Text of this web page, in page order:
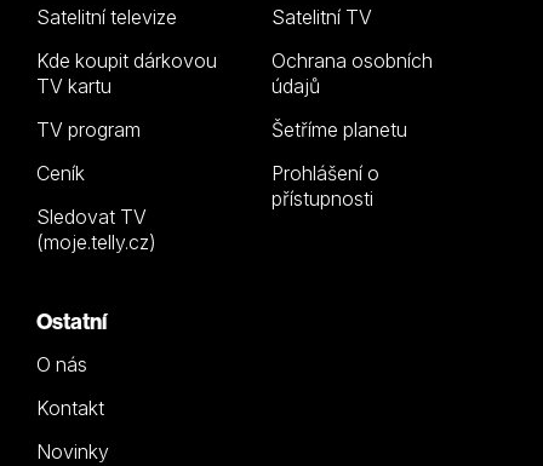
Satelitní televize
Kde koupit dárkovou
TV kartu
TV program
Ceník
Sledovat TV
(moje.telly.cz)
Satelitní TV
Ochrana osobních
údajů
Šetříme planetu
Prohlášení o
přístupnosti
Ostatní
O nás
Kontakt
Novinky